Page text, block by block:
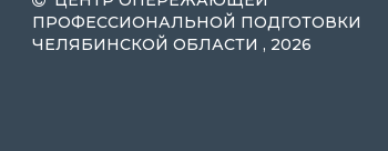
ПРОФЕССИОНАЛЬНОЙ ПОДГОТОВКИ
ЧЕЛЯБИНСКОЙ ОБЛАСТИ , 2026